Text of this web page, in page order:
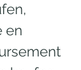
en